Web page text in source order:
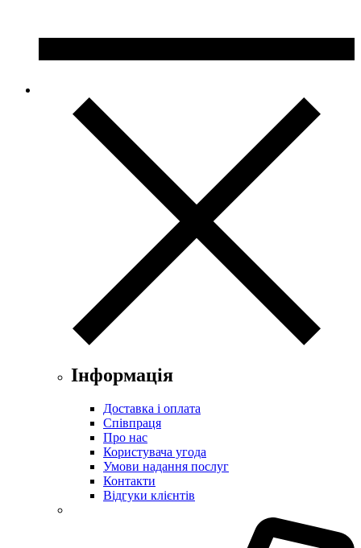
Інформація
Доставка і оплата
Співпраця
Про нас
Користувача угода
Умови надання послуг
Контакти
Відгуки клієнтів